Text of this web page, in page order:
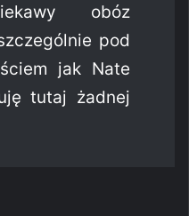
obóz
pod
jak Nate
tutaj żadnej